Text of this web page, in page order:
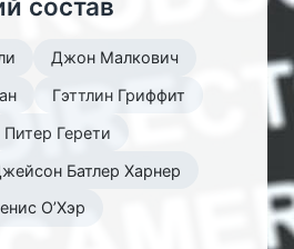
Джон Малкович
Гэттлин Гриффит
Питер Герети
Батлер Харнер
О’Хэр